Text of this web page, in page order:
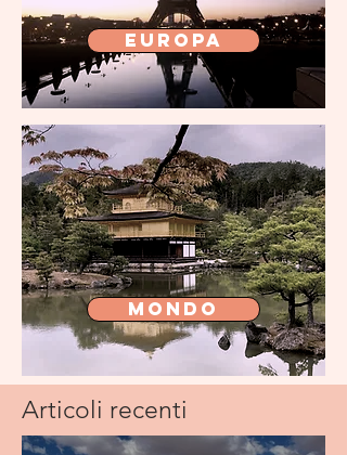
Europa
Mondo
Articoli recenti